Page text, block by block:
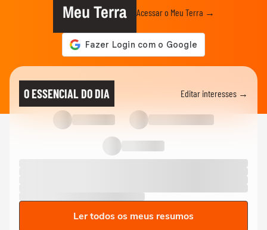
Meu Terra Acessar o Meu Terra →
O ESSENCIAL DO DIA Editar interesses →
Ler todos os meus resumos